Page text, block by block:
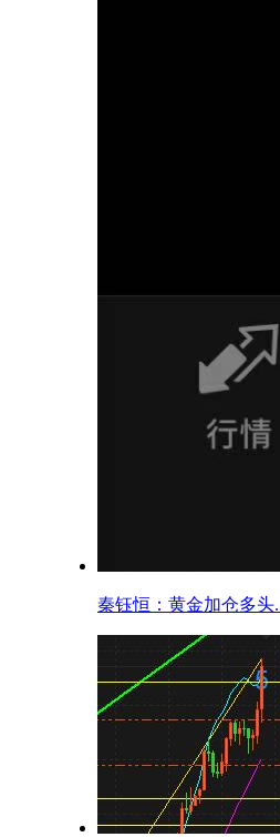
秦钰恒：黄金加仓多头